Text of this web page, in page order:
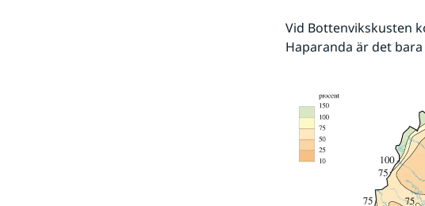
Vid Bottenvikskusten
Haparanda är det